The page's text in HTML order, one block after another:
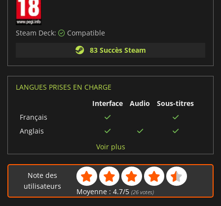
Steam Deck:
Compatible
83 Succès Steam
LANGUES PRISES EN CHARGE
Interface
Audio
Sous-titres
Français
Anglais
Japonais
Italien
Espagnol
Voir plus
Note des
utilisateurs
Moyenne : 4.7/5 (26votes)